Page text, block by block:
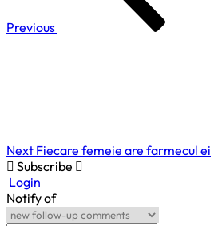
Previous
Next Fiecare femeie are farmecul ei
Subscribe
Login
Notify of